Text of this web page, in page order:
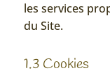
les services
du Site.
1.3 Cookies